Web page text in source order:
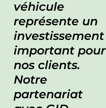
véhicule
représente un
investissement
important pour
nos clients.
Notre
partenariat